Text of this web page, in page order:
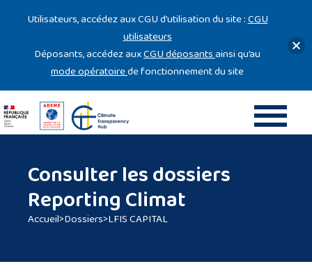
Consulter les dossiers
Reporting Climat
Accueil>Dossiers>LFIS CAPITAL
Utilisateurs, accédez aux CGU d’utilisation du site :CGU
utilisateurs
Déposants, accédez auxCGU déposantsainsi qu’au
mode opératoirede fonctionnement du site